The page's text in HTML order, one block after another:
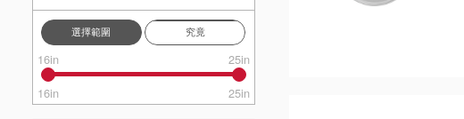
選擇範圍 究竟
16in
16in
25in
25in